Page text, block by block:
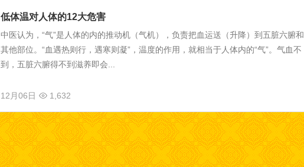
低体温对人体的12大危害
中医认为，“气”是人体的内的推动机（气机），负责把血运送（升降）到五脏六腑和
其他部位。“血遇热则行，遇寒则凝”，温度的作用，就相当于人体内的“气”。气血不
到，五脏六腑得不到滋养即会...
12月06日 1,632